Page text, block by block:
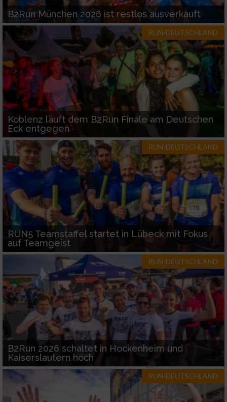
B2Run München 2026 ist restlos ausverkauft
RUN-DEUTSCHLAND
Koblenz läuft dem B2Run Finale am Deutschen
Eck entgegen
RUN-DEUTSCHLAND
RUN5 Teamstaffel startet in Lübeck mit Fokus
auf Teamgeist
RUN-DEUTSCHLAND
B2Run 2026 schaltet in Hockenheim und
Kaiserslautern hoch
RUN-DEUTSCHLAND